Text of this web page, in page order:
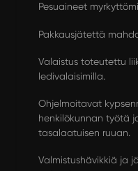
Pesuaineet
Pakkausjätettä
Valaistus toteutettu
ledivalaisimilla.
Ohjelmoitavat
henkilökunnan työtä
tasalaatuisen ruuan.
Valmistushävikkiä ja